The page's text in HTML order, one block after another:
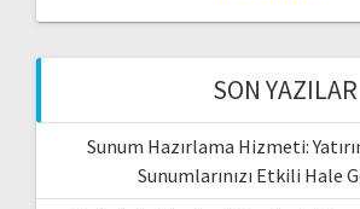
SON YAZILAR
Sunum Hazırlama Hizmeti:
Sunumlarınızı Etkili Hale